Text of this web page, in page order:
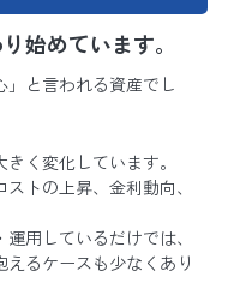
始めています。
と言われる資産でし
く変化しています。
トの上昇、金利動向、
用しているだけでは、
るケースも少なくあり